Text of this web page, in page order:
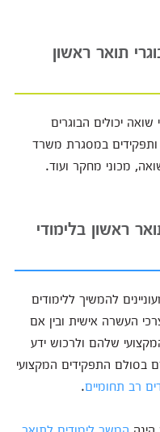
תואר ראשון
יכולים הבוגרים
במסגרת משרד
מכוני מחקר ועוד.
ראשון בלימודי
להמשיך ללימודים
העשרה אישית ובין אם
שלהם ולרכוש ידע
בסולם התפקידים המקצועי
רב תחומיים.